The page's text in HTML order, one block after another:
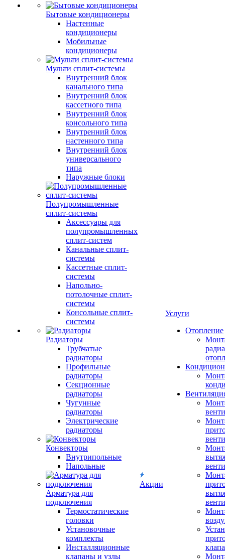
Бытовые кондиционеры
Настенные
кондиционеры
Мобильные
кондиционеры
Мульти сплит-системы
Внутренний блок
канального типа
Внутренний блок
кассетного типа
Внутренний блок
консольного типа
Внутренний блок
настенного типа
Внутренний блок
универсального
типа
Наружные блоки
Полупромышленные
сплит-системы
Аксессуары для
полупромышленных
сплит-систем
Канальные сплит-
системы
Кассетные сплит-
системы
Напольно-
потолочные сплит-
системы
Консольные сплит-
системы
Радиаторы
Трубчатые
радиаторы
Профильные
радиаторы
Секционные
радиаторы
Чугунные
радиаторы
Электрические
радиаторы
Конвекторы
Внутрипольные
Напольные
Арматура для
подключения
Термостатические
головки
Установочные
комплекты
Инсталляционные
клапаны и узлы
Акции
Услуги
Отопление